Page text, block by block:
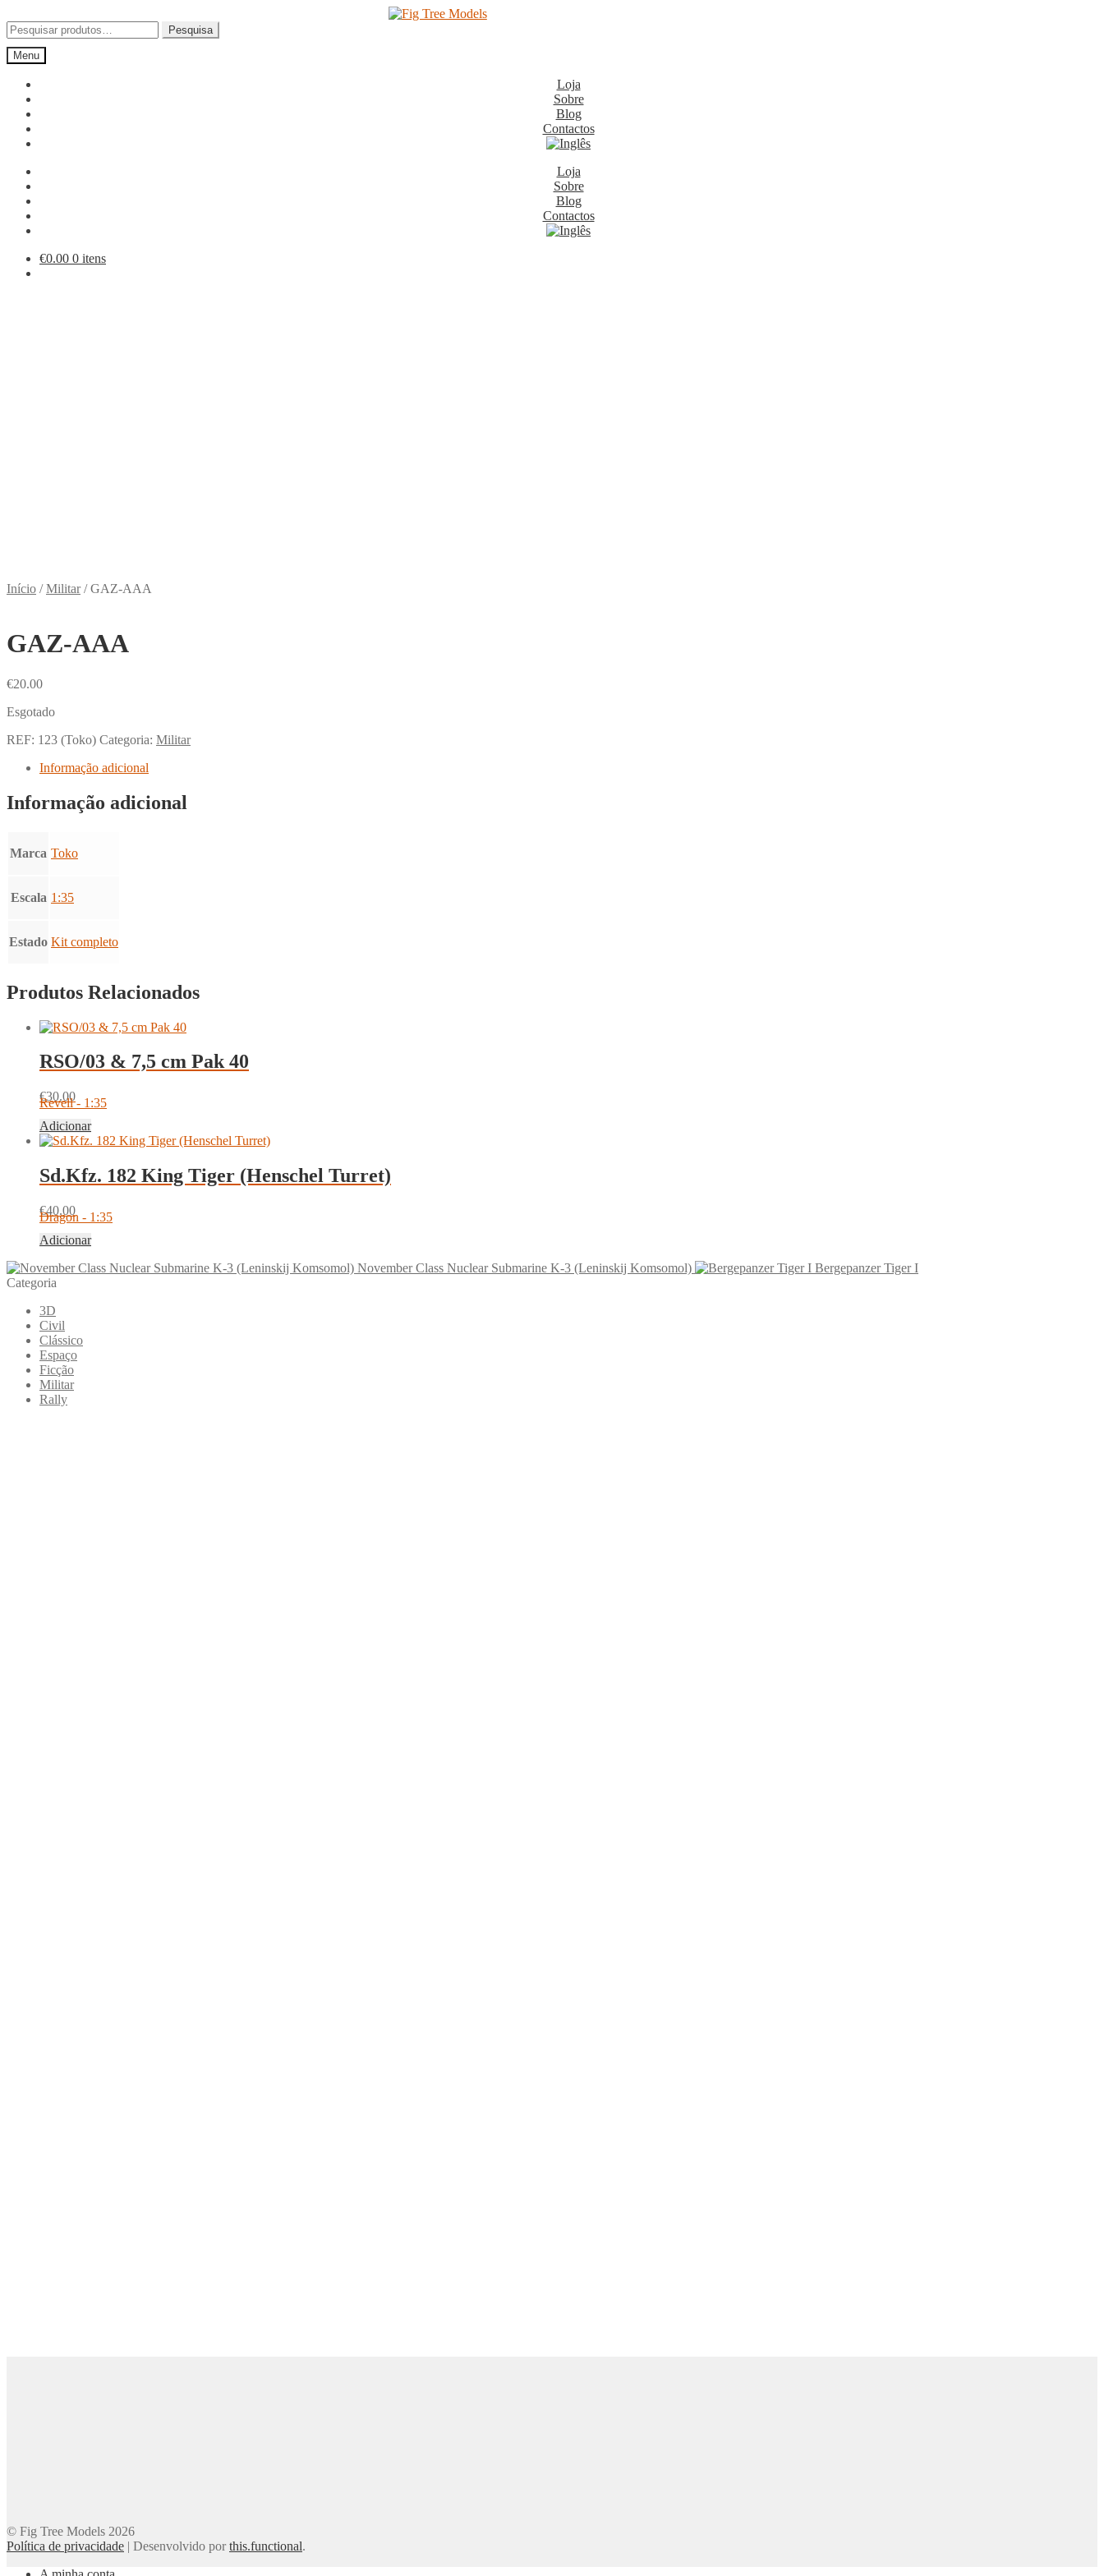
para
a
navegação
para
o
conteúdo
Pesquisar
por:
Pesquisa
Menu
Loja
Sobre
Blog
Contactos
Loja
Sobre
Blog
Contactos
€0.00 0 itens
Início /Militar/GAZ-AAA
GAZ-AAA
€20.00
Esgotado
REF: 123 (Toko) Categoria: Militar
Informação adicional
Informação adicional
Marca Toko
Escala 1:35
Estado Kit completo
Produtos Relacionados
RSO/03 & 7,5 cm Pak 40
€30.00
Revell - 1:35
Adicionar
Sd.Kfz. 182 King Tiger (Henschel Turret)
€40.00
Dragon - 1:35
Adicionar
November Class Nuclear Submarine K-3 (Leninskij Komsomol)
Bergepanzer Tiger I
Categoria
3D
Civil
Clássico
Espaço
Ficção
Militar
Rally
© Fig Tree Models 2026
Política de privacidade | Desenvolvido porthis.functional.